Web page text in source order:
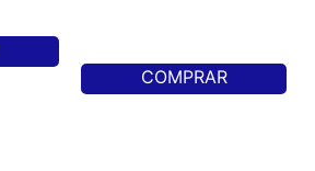
COMPRAR